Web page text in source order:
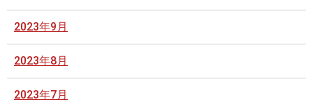
2023年9月
2023年8月
2023年7月